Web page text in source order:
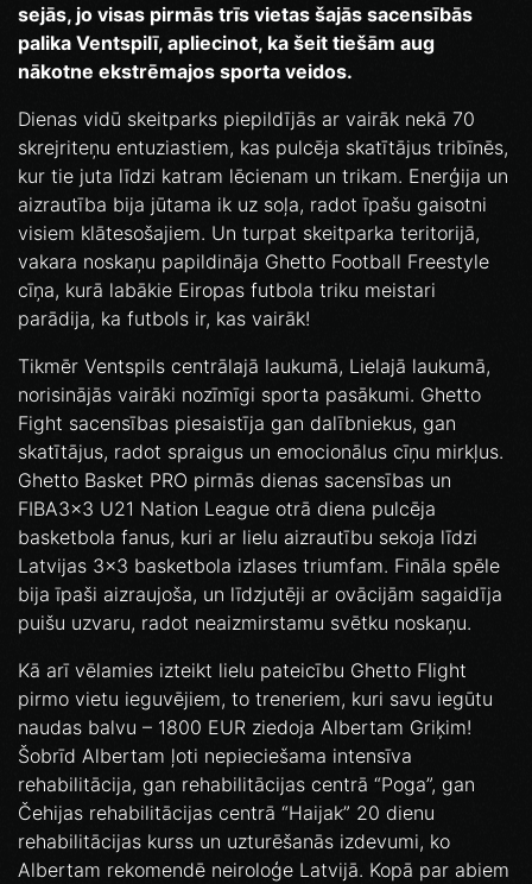
sejās, jo visas pirmās trīs vietas šajās sacensībās
palika Ventspilī, apliecinot, ka šeit tiešām aug
nākotne ekstrēmajos sporta veidos.
Dienas vidū skeitparks piepildījās ar vairāk nekā 70
skrejriteņu entuziastiem, kas pulcēja skatītājus tribīnēs,
kur tie juta līdzi katram lēcienam un trikam. Enerģija un
aizrautība bija jūtama ik uz soļa, radot īpašu gaisotni
visiem klātesošajiem. Un turpat skeitparka teritorijā,
vakara noskaņu papildināja Ghetto Football Freestyle
cīņa, kurā labākie Eiropas futbola triku meistari
parādija, ka futbols ir, kas vairāk!
Tikmēr Ventspils centrālajā laukumā, Lielajā laukumā,
norisinājās vairāki nozīmīgi sporta pasākumi. Ghetto
Fight sacensības piesaistīja gan dalībniekus, gan
skatītājus, radot spraigus un emocionālus cīņu mirkļus.
Ghetto Basket PRO pirmās dienas sacensības un
FIBA3x3 U21 Nation League otrā diena pulcēja
basketbola fanus, kuri ar lielu aizrautību sekoja līdzi
Latvijas 3x3 basketbola izlases triumfam. Fināla spēle
bija īpaši aizraujoša, un līdzjutēji ar ovācijām sagaidīja
puišu uzvaru, radot neaizmirstamu svētku noskaņu.
Kā arī vēlamies izteikt lielu pateicību Ghetto FIight
pirmo vietu ieguvējiem, to treneriem, kuri savu iegūtu
naudas balvu – 1800 EUR ziedoja Albertam Griķim!
Šobrīd Albertam ļoti nepieciešama intensīva
rehabilitācija, gan rehabilitācijas centrā “Poga”, gan
Čehijas rehabilitācijas centrā “Haijak” 20 dienu
rehabilitācijas kurss un uzturēšanās izdevumi, ko
Albertam rekomendē neiroloģe Latvijā. Kopā par abiem